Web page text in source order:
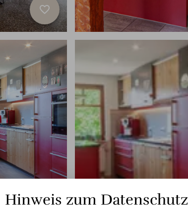
favorite_border
Hinweis zum Datenschutz